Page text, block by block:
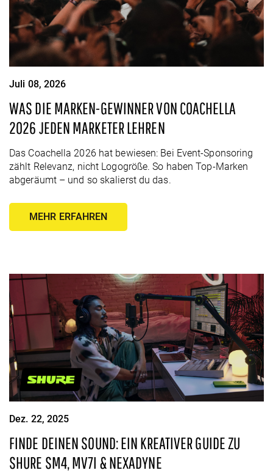
Juli 08, 2026
WAS DIE MARKEN-GEWINNER VON COACHELLA
2026 JEDEN MARKETER LEHREN
Das Coachella 2026 hat bewiesen: Bei Event-Sponsoring
zählt Relevanz, nicht Logogröße. So haben Top-Marken
abgeräumt – und so skalierst du das.
MEHR ERFAHREN
Dez. 22, 2025
FINDE DEINEN SOUND: EIN KREATIVER GUIDE ZU
SHURE SM4, MV7I & NEXADYNE